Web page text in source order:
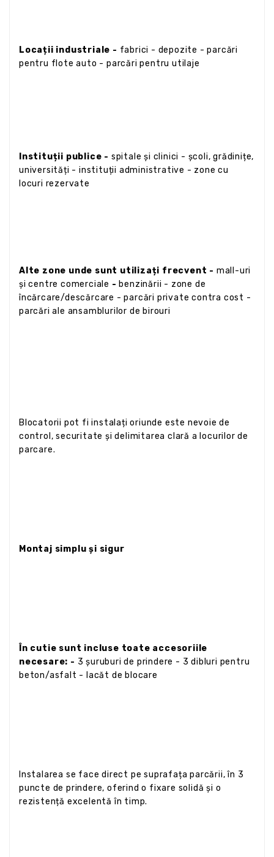
Locații industriale - fabrici - depozite - parcări
pentru flote auto - parcări pentru utilaje
Instituții publice - spitale și clinici - școli, grădinițe,
universități - instituții administrative - zone cu
locuri rezervate
Alte zone unde sunt utilizați frecvent - mall-uri
și centre comerciale - benzinării - zone de
încărcare/descărcare - parcări private contra cost -
parcări ale ansamblurilor de birouri
Blocatorii pot fi instalați oriunde este nevoie de
control, securitate și delimitarea clară a locurilor de
parcare.
Montaj simplu și sigur
În cutie sunt incluse toate accesoriile
necesare: - 3 șuruburi de prindere - 3 dibluri pentru
beton/asfalt - lacăt de blocare
Instalarea se face direct pe suprafața parcării, în 3
puncte de prindere, oferind o fixare solidă și o
rezistență excelentă în timp.